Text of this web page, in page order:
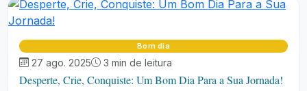
Bom dia
27 ago. 2025 3 min de leitura
Desperte, Crie, Conquiste: Um Bom Dia Para a Sua Jornada!